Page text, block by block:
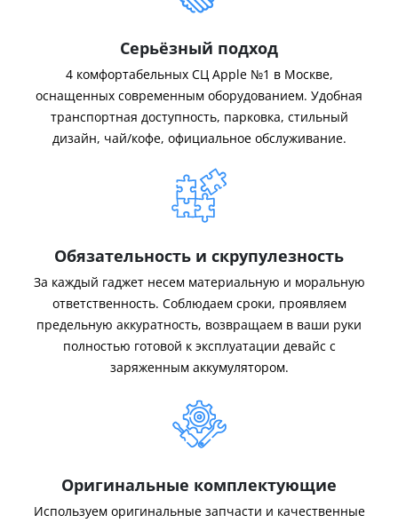
Серьёзный подход
4 комфортабельных СЦ Apple №1 в Москве,
оснащенных современным оборудованием. Удобная
транспортная доступность, парковка, стильный
дизайн, чай/кофе, официальное обслуживание.
Обязательность и скрупулезность
За каждый гаджет несем материальную и моральную
ответственность. Соблюдаем сроки, проявляем
предельную аккуратность, возвращаем в ваши руки
полностью готовой к эксплуатации девайс с
заряженным аккумулятором.
Оригинальные комплектующие
Используем оригинальные запчасти и качественные